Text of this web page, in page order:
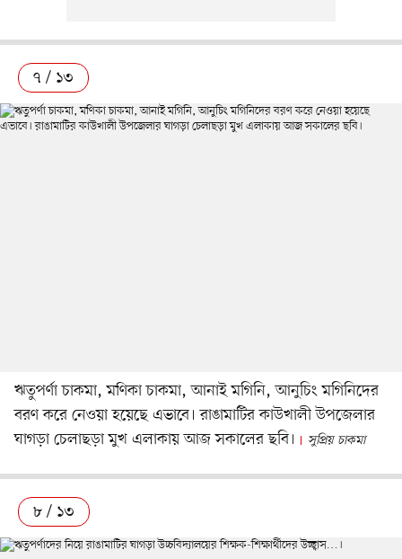
৭ / ১৩
ঋতুপর্ণা চাকমা, মণিকা চাকমা, আনাই মগিনি, আনুচিং মগিনিদের
বরণ করে নেওয়া হয়েছে এভাবে। রাঙামাটির কাউখালী উপজেলার
ঘাগড়া চেলাছড়া মুখ এলাকায় আজ সকালের ছবি।
সুপ্রিয় চাকমা
৮ / ১৩